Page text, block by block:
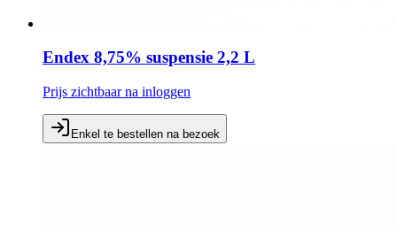
Endex 8,75% suspensie 2,2 L
Prijs zichtbaar na inloggen
Enkel te bestellen na bezoek